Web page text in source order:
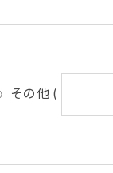
その他 (